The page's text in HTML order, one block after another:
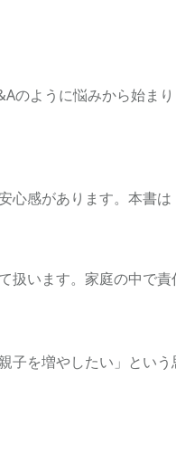
ように悩みから始ま
感があります。本書
います。家庭の中で責
を増やしたい」とい